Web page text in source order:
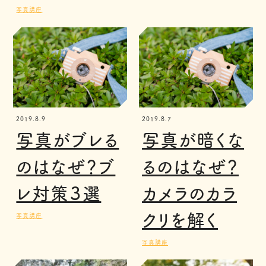
写真講座
2019.8.9
写真がブレる
のはなぜ？ブ
レ対策３選
写真講座
2019.8.7
写真が暗くな
るのはなぜ？
カメラのカラ
クリを解く
写真講座